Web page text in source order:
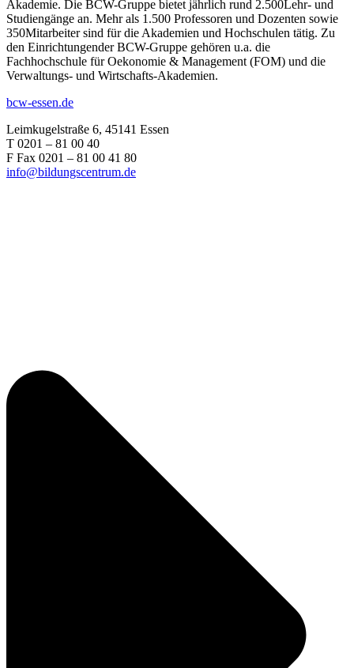
Akademie. Die BCW-Gruppe bietet jährlich rund 2.500Lehr- und
Studiengänge an. Mehr als 1.500 Professoren und Dozenten sowie
350Mitarbeiter sind für die Akademien und Hochschulen tätig. Zu
den Einrichtungender BCW-Gruppe gehören u.a. die
Fachhochschule für Oekonomie & Management (FOM) und die
Verwaltungs- und Wirtschafts-Akademien.
bcw-essen.de
Leimkugelstraße 6, 45141 Essen
T 0201 – 81 00 40
F Fax 0201 – 81 00 41 80
info@bildungscentrum.de